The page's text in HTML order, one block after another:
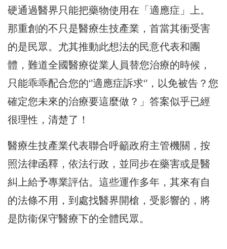
硬通過醫界只能把藥物使用在「適應症」上。
那重創的不只是醫療生技產業，首當其衝受害
的是民眾。尤其推動此想法的民意代表和團
體，難道全國醫療從業人員替您治療的時候，
只能乖乖配合您的‘’適應症訴求‘’，以免被告？您
確定您未來的治療要這麼做？」答案似乎已經
很理性，清楚了！
醫療生技產業代表聯合呼籲政府主管機關，按
照法律函釋，依法行政，並同步在藥害或是醫
糾上給予專業評估。這些運作多年，其來有自
的法條不用，到處找醫界開槍，受影響的，將
是防衞保守醫療下的全體民眾。